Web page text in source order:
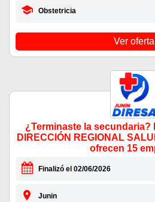
Obstetricia
Ver oferta
¿Terminaste la secundaria?
DIRECCIÓN REGIONAL
ofrecen 15
Finalizó el 02/06/2026
Junin